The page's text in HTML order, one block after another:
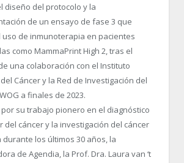
diseño del protocolo y la
de un ensayo de fase 3 que
uso de inmunoterapia en pacientes
como MammaPrint High 2, tras el
una colaboración con el Instituto
Cáncer y la Red de Investigación del
a finales de 2023.
su trabajo pionero en el diagnóstico
del cáncer y la investigación del cáncer
durante los últimos 30 años, la
de Agendia, la Prof. Dra. Laura van ‘t